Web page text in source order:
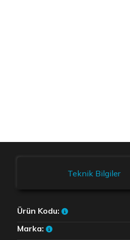
Teknik Bilgiler
Ürün Kodu:
Marka: